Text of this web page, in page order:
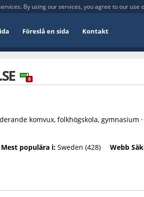
By using our services, you agree to our use
Föreslå en sida Kontakt
8
komvux, folkhögskola, gymnasium
Mest populära i: Sweden (428) Webb